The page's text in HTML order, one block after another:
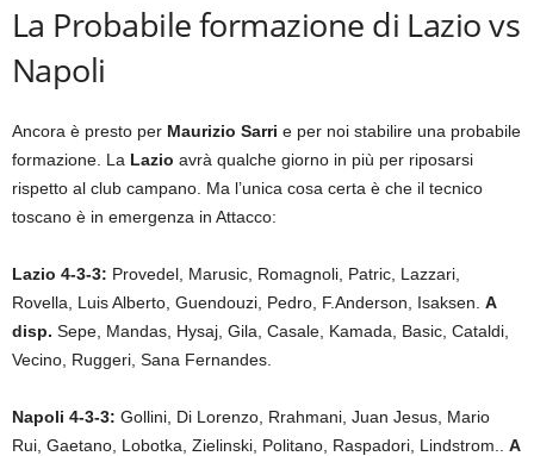
La Probabile formazione di Lazio vs
Napoli
Ancora è presto per Maurizio Sarri e per noi stabilire una probabile
formazione. La Lazio avrà qualche giorno in più per riposarsi
rispetto al club campano. Ma l’unica cosa certa è che il tecnico
toscano è in emergenza in Attacco:
Lazio 4-3-3: Provedel, Marusic, Romagnoli, Patric, Lazzari,
Rovella, Luis Alberto, Guendouzi, Pedro, F.Anderson, Isaksen. A
disp. Sepe, Mandas, Hysaj, Gila, Casale, Kamada, Basic, Cataldi,
Vecino, Ruggeri, Sana Fernandes.
Napoli 4-3-3: Gollini, Di Lorenzo, Rrahmani, Juan Jesus, Mario
Rui, Gaetano, Lobotka, Zielinski, Politano, Raspadori, Lindstrom.. A